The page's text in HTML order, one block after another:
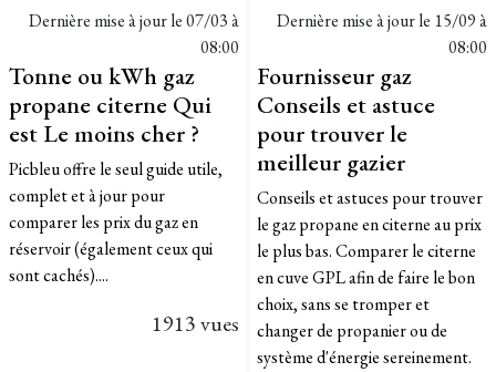
Dernière mise à jour le07/03 à
08:00
Tonne ou kWh gaz
propane citerne Qui
est Le moins cher ?
Picbleu offre le seul guide utile,
complet et à jour pour
comparer les prix du gaz en
réservoir (également ceux qui
sont cachés)....
1913 vues
Dernière mise à jour le 15/09 à
08:00
Fournisseur gaz
Conseils et astuce
pour trouver le
meilleur gazier
Conseils et astuces pour trouver
le gaz propane en citerne au prix
le plus bas. Comparer le citerne
en cuve GPL afin de faire le bon
choix, sans se tromper et
changer de propanier ou de
système d'énergie sereinement.